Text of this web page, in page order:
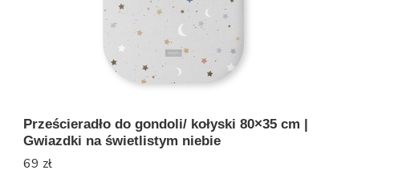
Prześcieradło do gondoli/ kołyski 80×35 cm |
Gwiazdki na świetlistym niebie
69 zł